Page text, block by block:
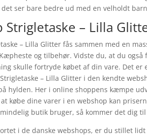
ser bare bedre ud med en velholdt
Strigletaske – Lilla
– Lilla Glitter fås sammen med en
og tilbehør. Vidste du, at du
skulle fortryde købet af din vare. Det
– Lilla Glitter i den kendte
hylden. Her i online shoppens kæmpe
købe dine varer i en webshop kan
butik bruger, så kommer det dig til
i de danske webshops, er du stillet